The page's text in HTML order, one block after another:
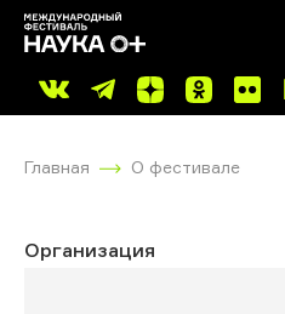
Главная О фестивале
Организация